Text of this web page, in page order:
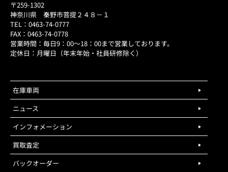
〒259-1302
神奈川県 秦野市菩提２４８－１
TEL：0463-74-0777
FAX：0463-74-0778
営業時間：毎日9：00～18：00まで営業しております。
定休日：月曜日（年末年始・社員研修除く）
在庫車両
ニュース
インフォメーション
買取査定
バックオーダー